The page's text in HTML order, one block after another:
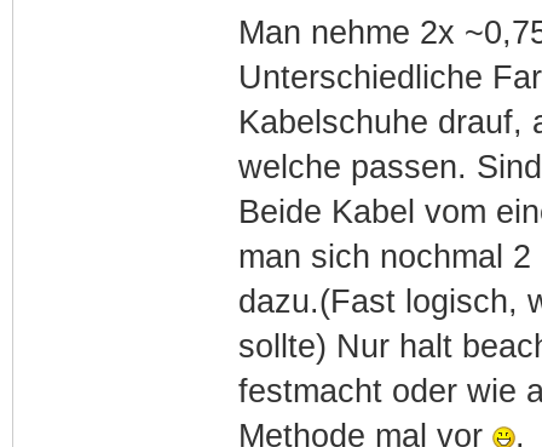
Man nehme 2x
Unterschiedliche
Kabelschuhe drauf,
welche passen.
Beide Kabel vom
man sich nochmal
dazu.(Fast logisch,
sollte) Nur halt
festmacht oder wie
Methode mal vor
.